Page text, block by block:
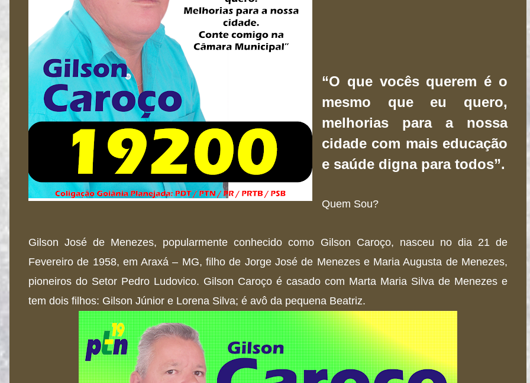
“O que vocês querem é o
mesmo que eu quero,
melhorias para a nossa
cidade com mais educação
e saúde digna para todos”.
Quem Sou?
Gilson José de Menezes, popularmente conhecido como Gilson Caroço, nasceu no dia 21 de
Fevereiro de 1958, em Araxá – MG, filho de Jorge José de Menezes e Maria Augusta de Menezes,
pioneiros do Setor Pedro Ludovico. Gilson Caroço é casado com Marta Maria Silva de Menezes e
tem dois filhos: Gilson Júnior e Lorena Silva; é avô da pequena Beatriz.